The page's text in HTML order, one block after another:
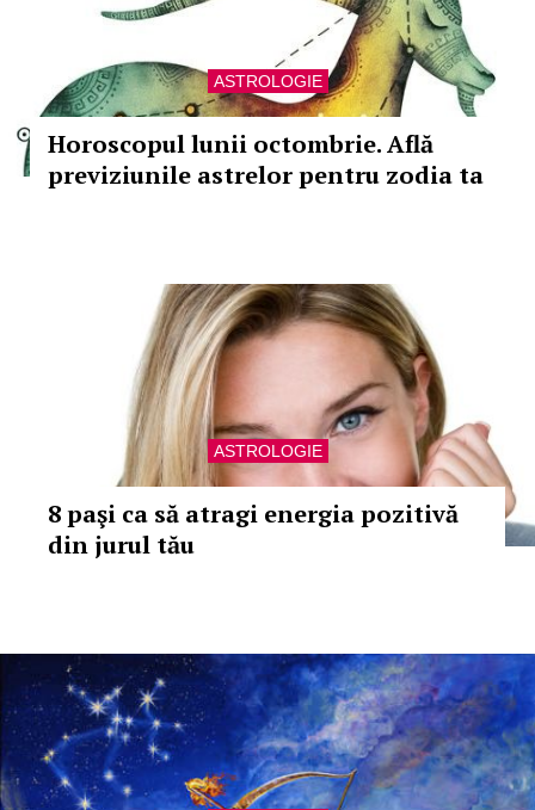
ASTROLOGIE
Horoscopul lunii octombrie. Află
previziunile astrelor pentru zodia ta
ASTROLOGIE
8 paşi ca să atragi energia pozitivă
din jurul tău